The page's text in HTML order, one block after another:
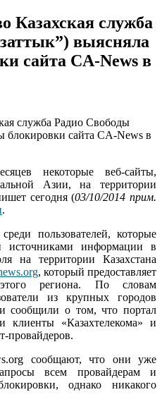
Казахская служба
выясняла
сайта CA-News в
некоторые веб-сайты,
Азии, на территории
сегодня (03/10/2014 прим.
.
пользователей, которые
источниками информации в
на территории Казахстана
, который предоставляет
региона. По словам
из крупных городов
сообщили о том, что портал
«Казахтелекома» и
провайдеров.
сообщают, что они уже
всем провайдерам и
однако никакого